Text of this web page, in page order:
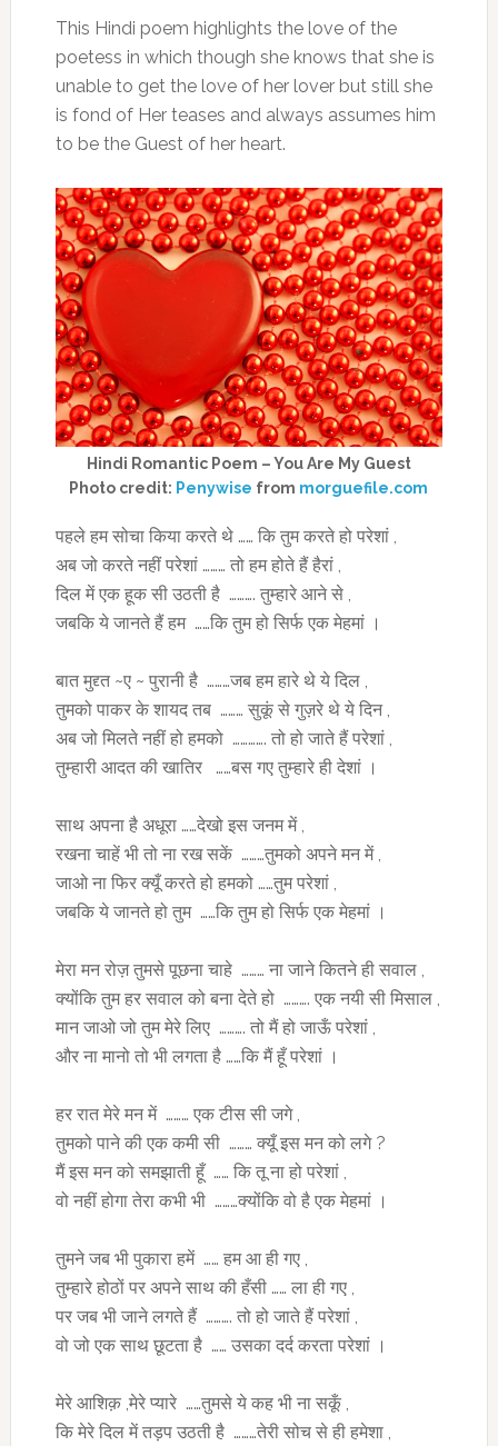
This Hindi poem highlights the love of the
poetess in which though she knows that she is
unable to get the love of her lover but still she
is fond of Her teases and always assumes him
to be the Guest of her heart.
Hindi Romantic Poem – You Are My Guest
Photo credit: Penywise from morguefile.com
पहले हम सोचा किया करते थे …… कि तुम करते हो परेशां ,
अब जो करते नहीं परेशां ……… तो हम होते हैं हैरां ,
दिल में एक हूक सी उठती है ………. तुम्हारे आने से ,
जबकि ये जानते हैं हम ……कि तुम हो सिर्फ एक मेहमां ।
बात मुद्द्त ~ए ~ पुरानी है ………जब हम हारे थे ये दिल ,
तुमको पाकर के शायद तब ……… सुकूं से गुज़रे थे ये दिन ,
अब जो मिलते नहीं हो हमको …………. तो हो जाते हैं परेशां ,
तुम्हारी आदत की खातिर ……बस गए तुम्हारे ही देशां ।
साथ अपना है अधूरा ……देखो इस जनम में ,
रखना चाहें भी तो ना रख सकें ………तुमको अपने मन में ,
जाओ ना फिर क्यूँ करते हो हमको ……तुम परेशां ,
जबकि ये जानते हो तुम ……कि तुम हो सिर्फ एक मेहमां ।
मेरा मन रोज़ तुमसे पूछना चाहे ……… ना जाने कितने ही सवाल ,
क्योंकि तुम हर सवाल को बना देते हो ………. एक नयी सी मिसाल ,
मान जाओ जो तुम मेरे लिए ………. तो मैं हो जाऊँ परेशां ,
और ना मानो तो भी लगता है ……कि मैं हूँ परेशां ।
हर रात मेरे मन में ……… एक टीस सी जगे ,
तुमको पाने की एक कमी सी ……… क्यूँ इस मन को लगे ?
मैं इस मन को समझाती हूँ …… कि तू ना हो परेशां ,
वो नहीं होगा तेरा कभी भी ………क्योंकि वो है एक मेहमां ।
तुमने जब भी पुकारा हमें …… हम आ ही गए ,
तुम्हारे होठों पर अपने साथ की हँसी …… ला ही गए ,
पर जब भी जाने लगते हैं ………. तो हो जाते हैं परेशां ,
वो जो एक साथ छूटता है …… उसका दर्द करता परेशां ।
मेरे आशिक़ ,मेरे प्यारे ……तुमसे ये कह भी ना सकूँ ,
कि मेरे दिल में तड़प उठती है ………तेरी सोच से ही हमेशा ,